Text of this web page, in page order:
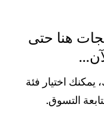
هنا حتى
اختيار فئة
التسوق.